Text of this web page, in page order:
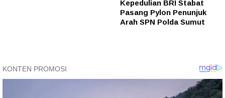
Kepedulian BRI Stabat
Pasang Pylon Penunjuk
Arah SPN Polda Sumut